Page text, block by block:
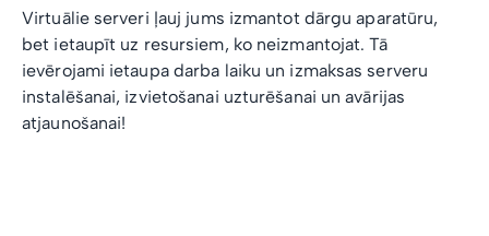
Virtuālie serveri ļauj jums izmantot dārgu aparatūru,
bet ietaupīt uz resursiem, ko neizmantojat. Tā
ievērojami ietaupa darba laiku un izmaksas serveru
instalēšanai, izvietošanai uzturēšanai un avārijas
atjaunošanai!